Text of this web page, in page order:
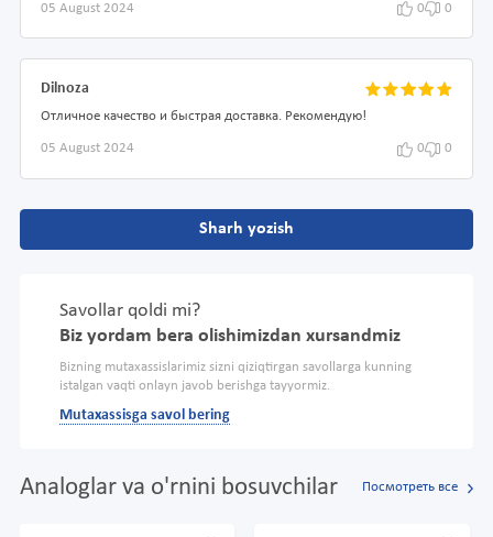
05 August 2024 0 0
Dilnoza
Отличное качество и быстрая доставка. Рекомендую!
05 August 2024 0 0
Sharh yozish
Savollar qoldi mi?
Biz yordam bera olishimizdan xursandmiz
Bizning mutaxassislarimiz sizni qiziqtirgan savollarga kunning
istalgan vaqti onlayn javob berishga tayyormiz.
Mutaxassisga savol bering
Analoglar va o'rnini bosuvchilar Посмотреть все